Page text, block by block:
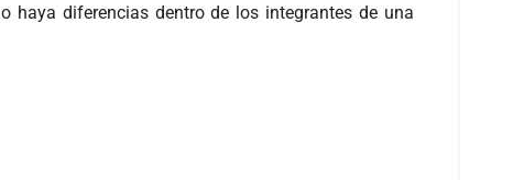
haya diferencias dentro de los integrantes de una